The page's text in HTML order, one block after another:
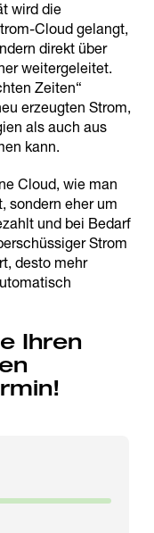
wird die
Cloud gelangt,
direkt über
weitergeleitet.
Zeiten“
erzeugten Strom,
als auch aus
kann.
Cloud, wie man
sondern eher um
und bei Bedarf
Strom
desto mehr
Ihren